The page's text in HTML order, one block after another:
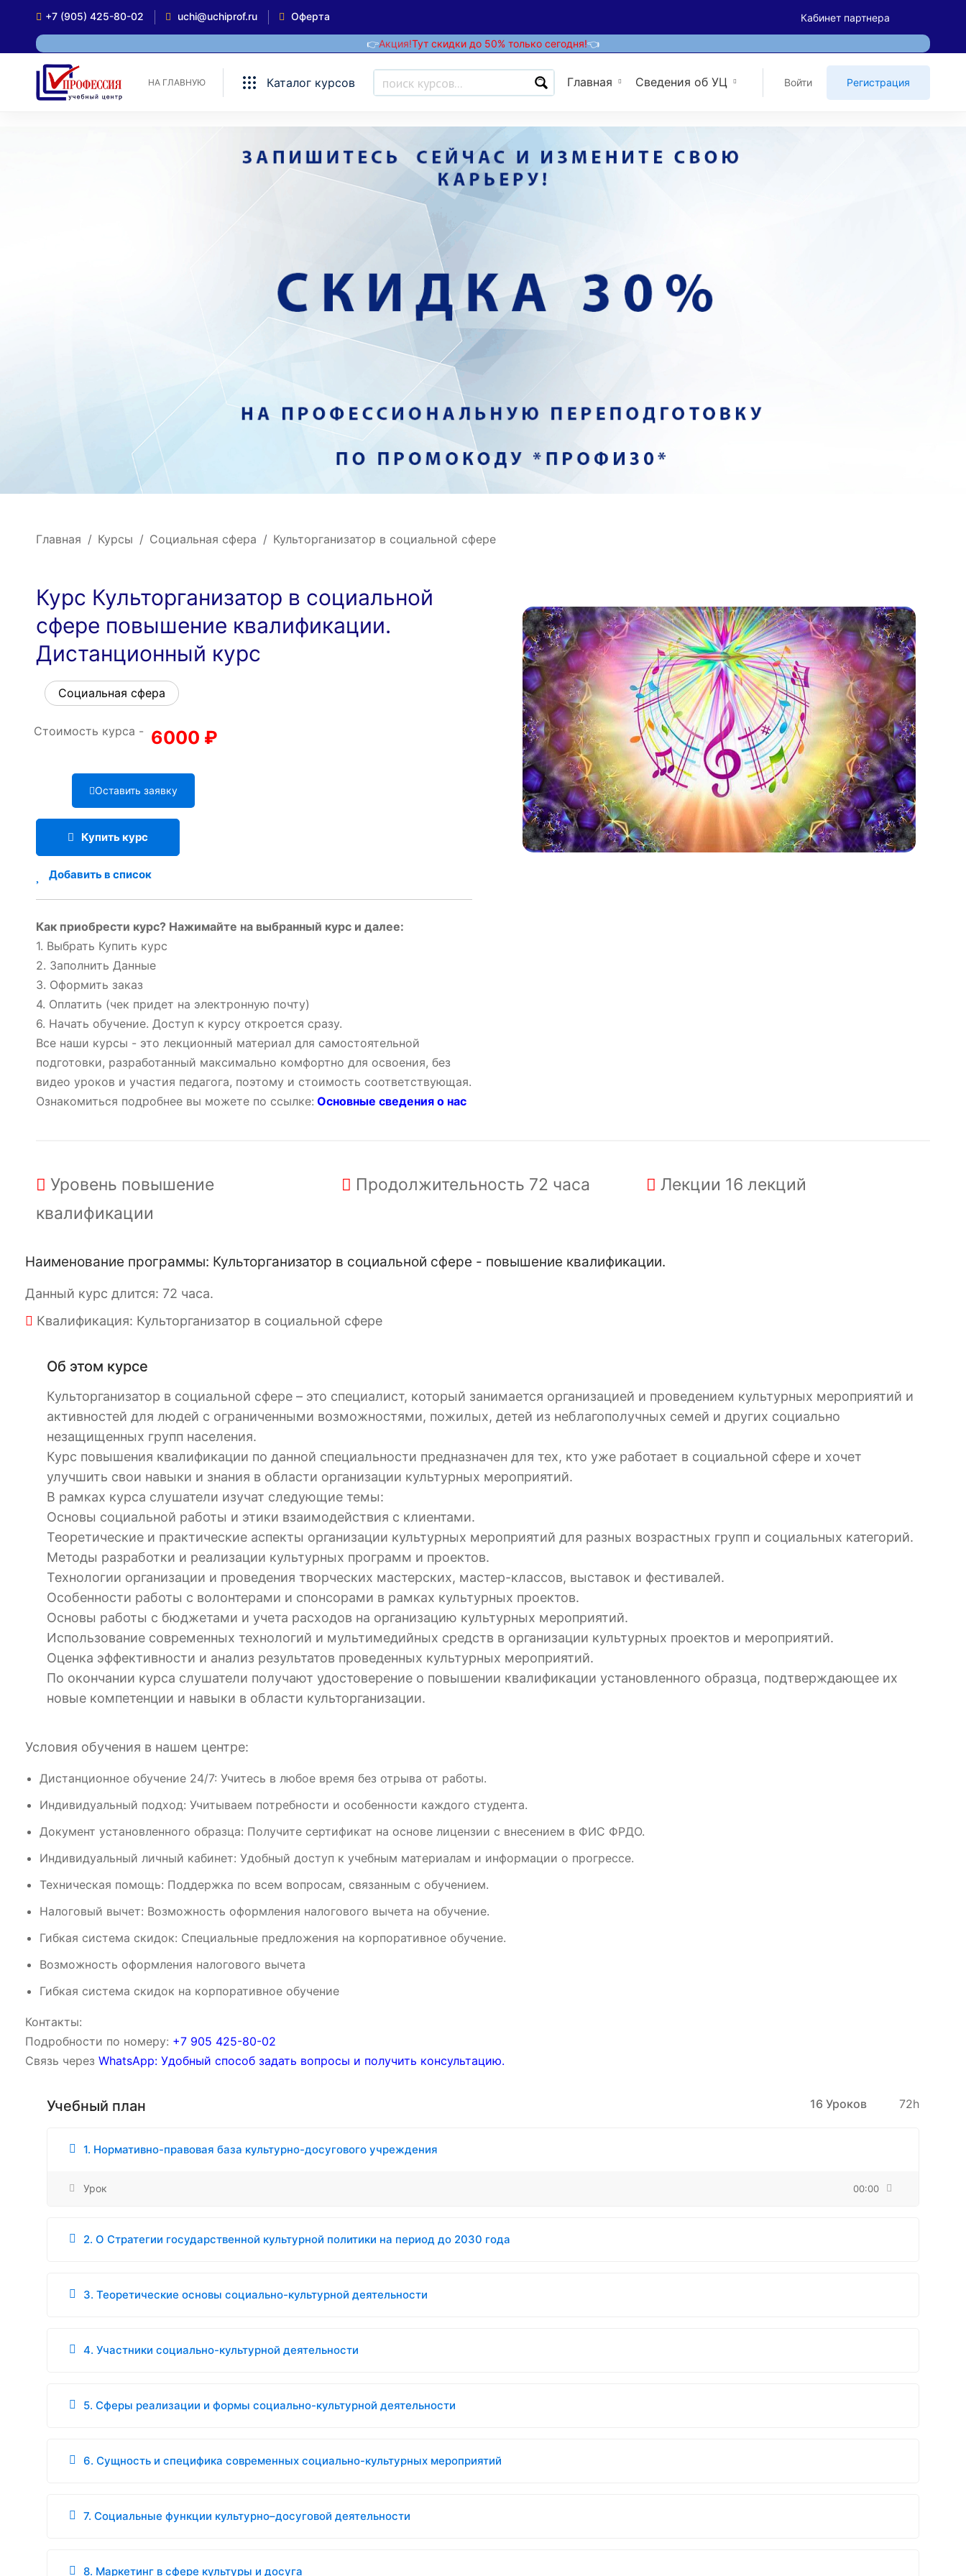
+7 (905) 425-80-02 uchi@uchiprof.ru Оферта Кабинет партнера
👉Акция!Тут скидки до 50% только сегодня!👈
НА ГЛАВНУЮ Каталог курсов Главная Сведения об УЦ Войти Регистрация
Главная Курсы Социальная сфера Культорганизатор в социальной сфере
Курс Культорганизатор в социальной
сфере повышение квалификации.
Дистанционный курс
Социальная сфера
Стоимость курса - 6000 ₽
Оставить заявку
Купить курс
Добавить в список
Как приобрести курс? Нажимайте на выбранный курс и далее:
1. Выбрать Купить курс
2. Заполнить Данные
3. Оформить заказ
4. Оплатить (чек придет на электронную почту)
6. Начать обучение. Доступ к курсу откроется сразу.
Все наши курсы - это лекционный материал для самостоятельной
подготовки, разработанный максимально комфортно для освоения, без
видео уроков и участия педагога, поэтому и стоимость соответствующая.
Ознакомиться подробнее вы можете по ссылке: Основные сведения о нас
Уровень повышение
квалификации
Продолжительность 72 часа Лекции 16 лекций
Наименование программы: Культорганизатор в социальной сфере - повышение квалификации.
Данный курс длится: 72 часа.
Квалификация: Культорганизатор в социальной сфере
Об этом курсе
Культорганизатор в социальной сфере – это специалист, который занимается организацией и проведением культурных мероприятий и
активностей для людей с ограниченными возможностями, пожилых, детей из неблагополучных семей и других социально
незащищенных групп населения.
Курс повышения квалификации по данной специальности предназначен для тех, кто уже работает в социальной сфере и хочет
улучшить свои навыки и знания в области организации культурных мероприятий.
В рамках курса слушатели изучат следующие темы:
Основы социальной работы и этики взаимодействия с клиентами.
Теоретические и практические аспекты организации культурных мероприятий для разных возрастных групп и социальных категорий.
Методы разработки и реализации культурных программ и проектов.
Технологии организации и проведения творческих мастерских, мастер-классов, выставок и фестивалей.
Особенности работы с волонтерами и спонсорами в рамках культурных проектов.
Основы работы с бюджетами и учета расходов на организацию культурных мероприятий.
Использование современных технологий и мультимедийных средств в организации культурных проектов и мероприятий.
Оценка эффективности и анализ результатов проведенных культурных мероприятий.
По окончании курса слушатели получают удостоверение о повышении квалификации установленного образца, подтверждающее их
новые компетенции и навыки в области культорганизации.
Условия обучения в нашем центре:
Дистанционное обучение 24/7: Учитесь в любое время без отрыва от работы.
Индивидуальный подход: Учитываем потребности и особенности каждого студента.
Документ установленного образца: Получите сертификат на основе лицензии с внесением в ФИС ФРДО.
Индивидуальный личный кабинет: Удобный доступ к учебным материалам и информации о прогрессе.
Техническая помощь: Поддержка по всем вопросам, связанным с обучением.
Налоговый вычет: Возможность оформления налогового вычета на обучение.
Гибкая система скидок: Специальные предложения на корпоративное обучение.
Возможность оформления налогового вычета
Гибкая система скидок на корпоративное обучение
Контакты:
Подробности по номеру: ‪‪+7 905 425-80-02‬‬
Связь через WhatsApp: Удобный способ задать вопросы и получить консультацию.
Учебный план 16 Уроков 72h
1. Нормативно-правовая база культурно-досугового учреждения
Урок 00:00
2. О Стратегии государственной культурной политики на период до 2030 года
3. Теоретические основы социально-культурной деятельности
4. Участники социально-культурной деятельности
5. Сферы реализации и формы социально-культурной деятельности
6. Сущность и специфика современных социально-культурных мероприятий
7. Социальные функции культурно–досуговой деятельности
8. Маркетинг в сфере культуры и досуга